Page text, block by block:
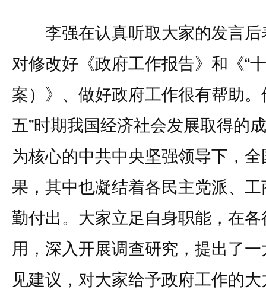
李强在认真听取大家的发言后
对修改好《政府工作报告》和《“
案）》、做好政府工作很有帮助
五”时期我国经济社会发展取得的
为核心的中共中央坚强领导下，
果，其中也凝结着各民主党派、
勤付出。大家立足自身职能，在
用，深入开展调查研究，提出了
见建议，对大家给予政府工作